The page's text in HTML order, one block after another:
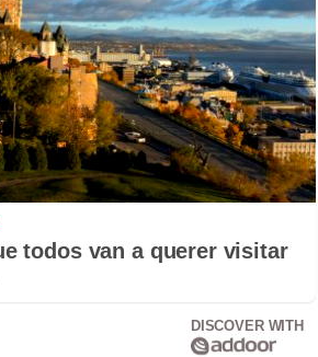
todos van a querer visitar
DISCOVER WITH